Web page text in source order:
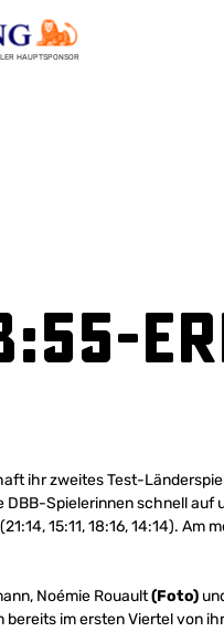
HAUPTSPONSOR
ihr zweites Test-
DBB-Spielerinnen schnell auf
15:11, 18:16, 14:14). Am
Noémie Rouault(Foto)
im ersten Viertel von